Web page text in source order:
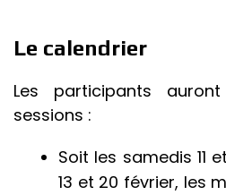
Le calendrier
Les participants
sessions :
Soit les samedis 11
13 et 20 février, les